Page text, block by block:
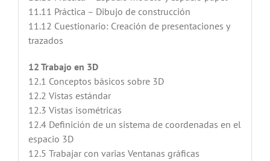
11.11 Práctica – Dibujo de construcción
11.12 Cuestionario: Creación de presentaciones y
trazados
12 Trabajo en 3D
12.1 Conceptos básicos sobre 3D
12.2 Vistas estándar
12.3 Vistas isométricas
12.4 Definición de un sistema de coordenadas en el
espacio 3D
12.5 Trabajar con varias Ventanas gráficas